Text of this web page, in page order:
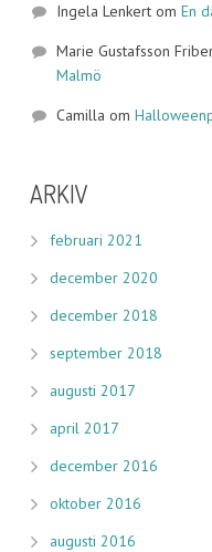
Ingela Lenkertom En
Marie Gustafsson
Malmö
Camilla om
ARKIV
februari 2021
december 2020
december 2018
september 2018
augusti 2017
april 2017
december 2016
oktober 2016
augusti 2016